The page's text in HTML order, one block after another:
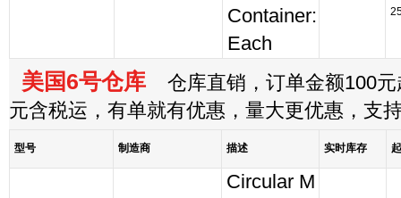
Container:
Each
美国6号仓库 仓库直销，订单金额100元
元含税运，有单就有优惠，量大更优惠，支
型号 制造商 描述 实时库存
Circular M